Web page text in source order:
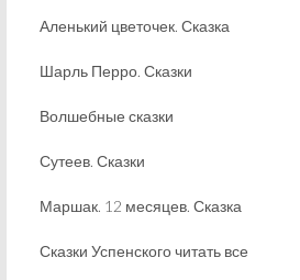
Аленький цветочек. Сказка
Шарль Перро. Сказки
Волшебные сказки
Сутеев. Сказки
Маршак. 12 месяцев. Сказка
Сказки Успенского читать все